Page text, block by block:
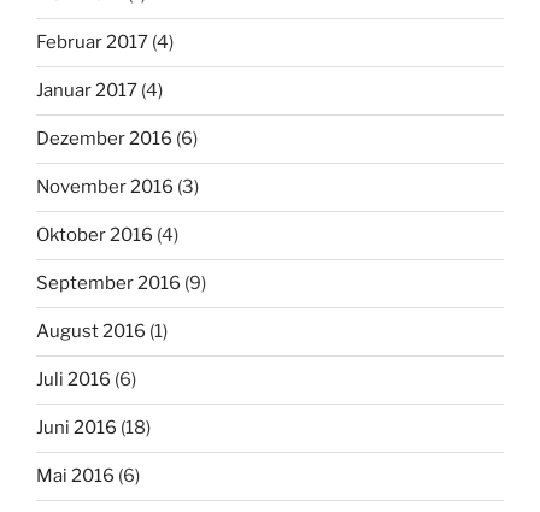
Februar 2017 (4)
Januar 2017 (4)
Dezember 2016 (6)
November 2016 (3)
Oktober 2016 (4)
September 2016 (9)
August 2016 (1)
Juli 2016 (6)
Juni 2016 (18)
Mai 2016 (6)